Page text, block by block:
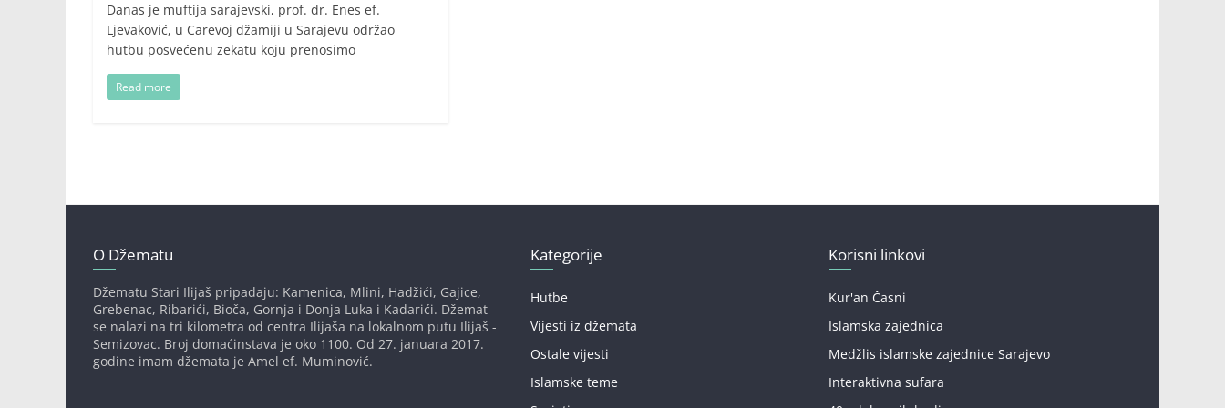
Danas je muftija sarajevski, prof. dr. Enes ef.
Ljevaković, u Carevoj džamiji u Sarajevu održao
hutbu posvećenu zekatu koju prenosimo
Read more
O Džematu
Džematu Stari Ilijaš pripadaju: Kamenica, Mlini, Hadžići, Gajice,
Grebenac, Ribarići, Bioča, Gornja i Donja Luka i Kadarići. Džemat
se nalazi na tri kilometra od centra Ilijaša na lokalnom putu Ilijaš -
Semizovac. Broj domaćinstava je oko 1100. Od 27. januara 2017.
godine imam džemata je Amel ef. Muminović.
Kategorije
Hutbe
Vijesti iz džemata
Ostale vijesti
Islamske teme
Korisni linkovi
Kur'an Časni
Islamska zajednica
Medžlis islamske zajednice Sarajevo
Interaktivna sufara